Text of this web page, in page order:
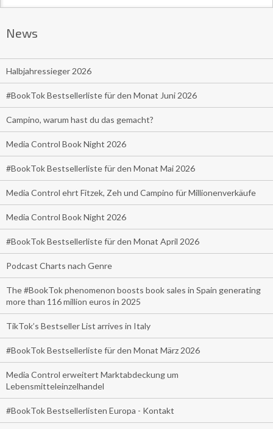
News
Halbjahressieger 2026
#BookTok Bestsellerliste für den Monat Juni 2026
Campino, warum hast du das gemacht?
Media Control Book Night 2026
#BookTok Bestsellerliste für den Monat Mai 2026
Media Control ehrt Fitzek, Zeh und Campino für Millionenverkäufe
Media Control Book Night 2026
#BookTok Bestsellerliste für den Monat April 2026
Podcast Charts nach Genre
The #BookTok phenomenon boosts book sales in Spain generating
more than 116 million euros in 2025
TikTok’s Bestseller List arrives in Italy
#BookTok Bestsellerliste für den Monat März 2026
Media Control erweitert Marktabdeckung um
Lebensmitteleinzelhandel
#BookTok Bestsellerlisten Europa - Kontakt